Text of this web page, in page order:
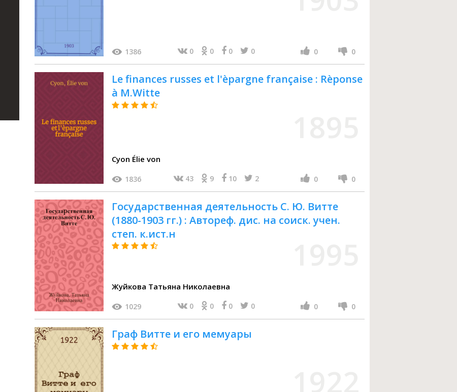
1386 0 0 0 0 0 0
Le finances russes et l'èpargne française : Rèponse
à M.Witte
Cyon Élie von
1836 43 9 10 2 0 0
Госудаpственная деятельность С. Ю. Витте
(1880-1903 гг.) : Автореф. дис. на соиск. учен.
степ. к.ист.н
Жуйкова Татьяна Николаевна
1029 0 0 0 0 0 0
Граф Витте и его мемуары